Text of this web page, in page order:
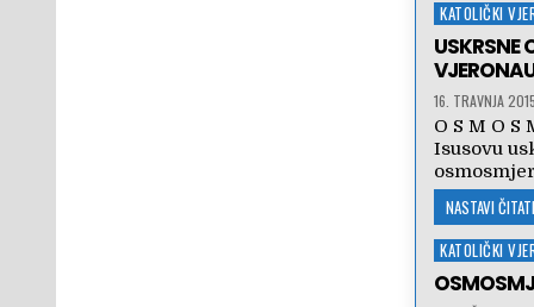
Posted
in
KATOLIČKI
USKRSNE
16. TRAVNJA 2015.
O S M O S
Isusovu
NASTAVI
Posted
in
KATOLIČKI